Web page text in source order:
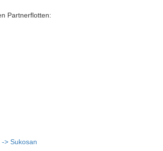
Partnerflotten:
> Sukosan